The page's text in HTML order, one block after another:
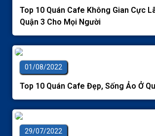
Top 10 Quán Cafe Không Gian Cực
Quận 3 Cho Mọi Người
Top 10 Quán Cafe Đẹp, Sống Ảo Ở
01/08/2022
29/07/2022